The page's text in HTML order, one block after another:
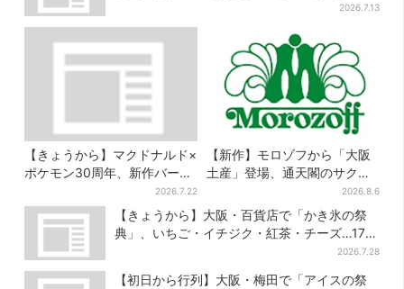
2026.7.13
【きょうから】マクドナルド×
ポケモン30周年、新作バーガ
ー5品が登場！朝・夜限定メニ
ューも
2026.7.22
【新作】モロゾフから「大阪
土産」登場、通天閣のサクサ
クスイーツ 6カ所で順次発売
2026.8.6
【きょうから】大阪・百貨店で「かき氷の祭
典」、いちご・イチジク・紅茶・チーズ…17店
2026.7.28
【初日から行列】大阪・梅田で「アイスの祭